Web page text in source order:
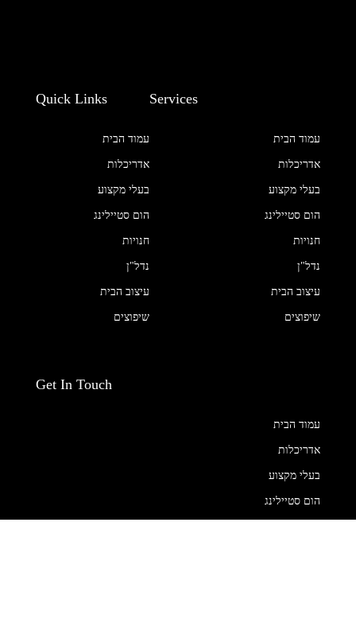
Services
עמוד הבית
אדריכלות
בעלי מקצוע
הום סטיילינג
חנויות
נדל"ן
עיצוב הבית
שיפוצים
Quick Links
עמוד הבית
אדריכלות
בעלי מקצוע
הום סטיילינג
חנויות
נדל"ן
עיצוב הבית
שיפוצים
Get In Touch
עמוד הבית
אדריכלות
בעלי מקצוע
הום סטיילינג